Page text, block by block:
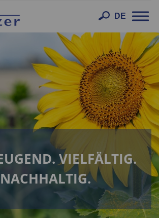
DE
VIELFÄLTIG.
NACHHALTIG.